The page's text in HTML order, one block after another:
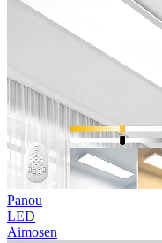
Panou
LED
Aimosen